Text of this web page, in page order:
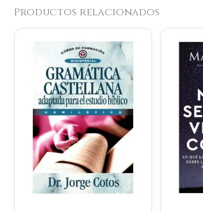
Productos relacionados